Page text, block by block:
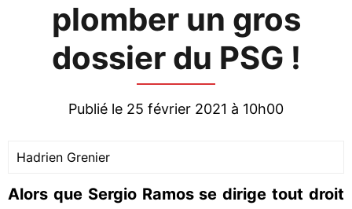
plomber un gros
dossier du PSG !
Publié le 25 février 2021 à 10h00
Hadrien Grenier
Alors que Sergio Ramos se dirige tout droit